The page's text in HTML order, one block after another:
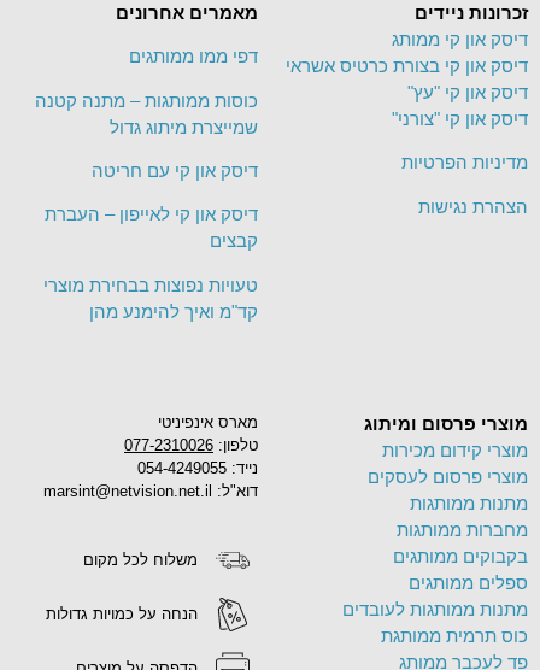
מארס אינפיניטי
טלפון: 077-2310026
נייד: 054-4249055
דוא"ל: marsint@netvision.net.il
משלוח לכל מקום
הנחה על כמויות גדולות
מוצרי פרסום ומיתוג
מוצרי קידום מכירות
מוצרי פרסום לעסקים
מתנות ממותגות
מחברות ממותגות
בקבוקים ממותגים
ספלים ממותגים
מתנות ממותגות לעובדים
כוס תרמית ממותגת
פד לעכבר ממותג
מאמרים אחרונים
דפי ממו ממותגים
כוסות ממותגות – מתנה קטנה
שמייצרת מיתוג גדול
דיסק און קי עם חריטה
דיסק און קי לאייפון – העברת
קבצים
טעויות נפוצות בבחירת מוצרי
קד"מ ואיך להימנע מהן
זכרונות ניידים
דיסק און קי ממותג
דיסק און קי בצורת כרטיס אשראי
דיסק און קי "עץ"
דיסק און קי "צורני"
מדיניות הפרטיות
הצהרת נגישות